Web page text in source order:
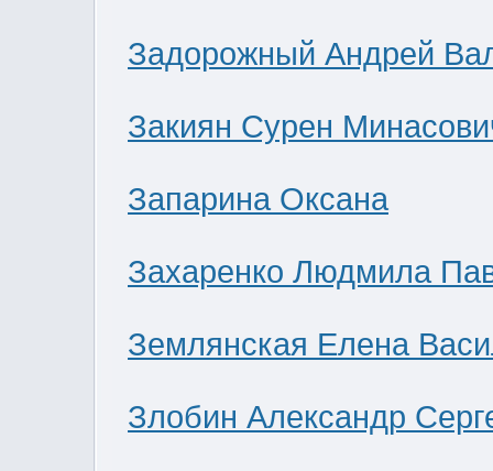
Задорожный Андрей
Закиян Сурен
Запарина Оксана
Захаренко Людмила
Землянская Елена
Злобин Александр